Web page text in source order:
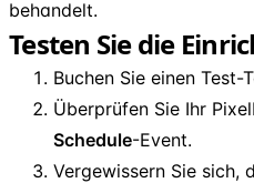
behandelt.
Testen Sie die
Buchen Sie einen Test-
Überprüfen Sie Ihr
Schedule-Event.
Vergewissern Sie sich,